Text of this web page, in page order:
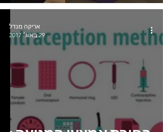
אריקה מנדל
29 באוג׳ 2017